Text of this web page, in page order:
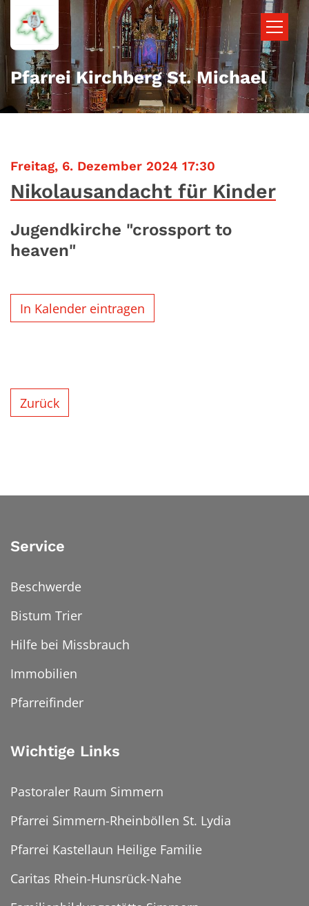
Zum Inhalt springen
Pfarrei Kirchberg St. Michael
Freitag, 6. Dezember 2024 17:30
Nikolausandacht für Kinder
Jugendkirche "crossport to
heaven"
In Kalender eintragen
Zurück
Service
Beschwerde
Bistum Trier
Hilfe bei Missbrauch
Immobilien
Pfarreifinder
Wichtige Links
Pastoraler Raum Simmern
Pfarrei Simmern-Rheinböllen St. Lydia
Pfarrei Kastellaun Heilige Familie
Caritas Rhein-Hunsrück-Nahe